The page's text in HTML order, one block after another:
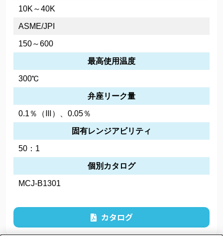
10K～40K
ASME/JPI
150～600
最高使用温度
300℃
弁座リーク量
0.1％（Ⅲ）、0.05％
固有レンジアビリティ
50：1
個別カタログ
MCJ-B1301
カタログ